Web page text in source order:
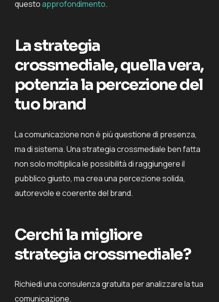
questoapprofondimento.
La strategia
crossmediale, quella vera,
potenzia la percezione del
tuo brand
La comunicazione non è più questione di presenza,
ma di sistema. Una strategia crossmediale ben fatta
non solo moltiplica le possibilità di raggiungere il
pubblico giusto, ma crea una percezione solida,
autorevole e coerente del brand.
Cerchi la migliore
strategia crossmediale?
Richiedi una consulenza gratuita per analizzare la tua
comunicazione.